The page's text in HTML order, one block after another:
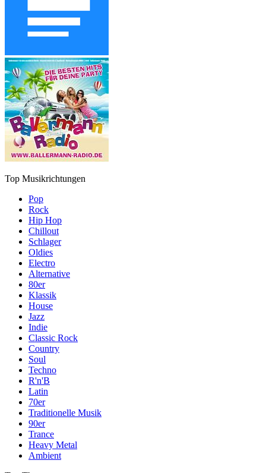
Top Musikrichtungen
Pop
Rock
Hip Hop
Chillout
Schlager
Oldies
Electro
Alternative
80er
Klassik
House
Jazz
Indie
Classic Rock
Country
Soul
Techno
R'n'B
Latin
70er
Traditionelle Musik
90er
Trance
Heavy Metal
Ambient